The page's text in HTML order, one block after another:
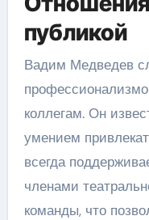
публикой
Вадим Медведев
коллегам. Он
умением
всегда
членами
команды, что